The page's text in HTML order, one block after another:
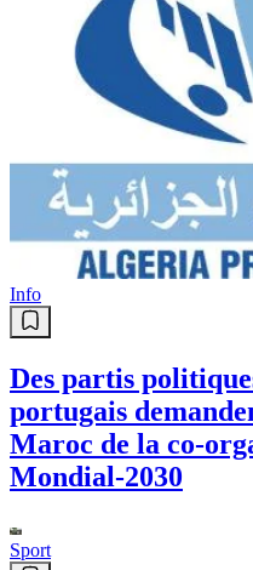
Sport
Les Jeux
prévus du 26 mai
Tachkent